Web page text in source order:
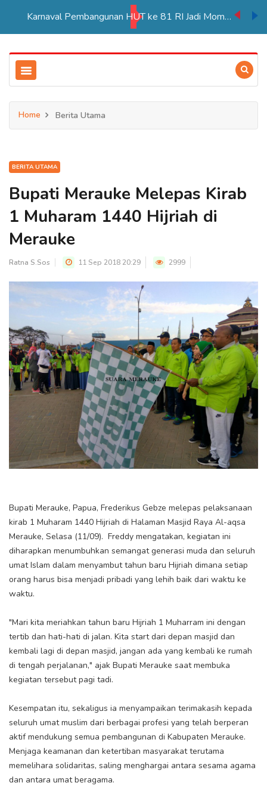
Karnaval Pembangunan HUT ke 81 RI Jadi Momentum Perkuat Persatuan di Merauke
Home Berita Utama
BERITA UTAMA
Bupati Merauke Melepas Kirab
1 Muharam 1440 Hijriah di
Merauke
Ratna S.Sos 11 Sep 2018 20:29 2999
Bupati Merauke, Papua, Frederikus Gebze melepas pelaksanaan
kirab 1 Muharam 1440 Hijriah di Halaman Masjid Raya Al-aqsa
Merauke, Selasa (11/09). Freddy mengatakan, kegiatan ini
diharapkan menumbuhkan semangat generasi muda dan seluruh
umat Islam dalam menyambut tahun baru Hijriah dimana setiap
orang harus bisa menjadi pribadi yang lehih baik dari waktu ke
waktu.
"Mari kita meriahkan tahun baru Hijriah 1 Muharram ini dengan
tertib dan hati-hati di jalan. Kita start dari depan masjid dan
kembali lagi di depan masjid, jangan ada yang kembali ke rumah
di tengah perjalanan," ajak Bupati Merauke saat membuka
kegiatan tersebut pagi tadi.
Kesempatan itu, sekaligus ia menyampaikan terimakasih kepada
seluruh umat muslim dari berbagai profesi yang telah berperan
aktif mendukung semua pembangunan di Kabupaten Merauke.
Menjaga keamanan dan ketertiban masyarakat terutama
memelihara solidaritas, saling menghargai antara sesama agama
dan antara umat beragama.